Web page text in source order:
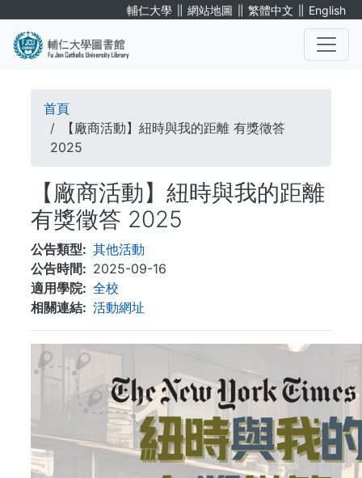
輔仁大學 ∥ 網站地圖 ∥ 繁體中文 ∥ English
導
航
結
首頁
【廠商活動】紐時與我的距離 有獎徵答
2025
【廠商活動】紐時與我的距離
有獎徵答 2025
公告類型
其他活動
公告時間
2025-09-16
適用學院
全校
相關連結
活動網址